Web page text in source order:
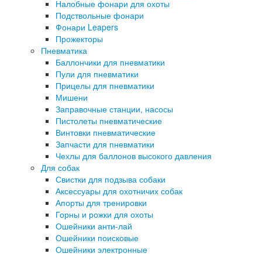
Налобные фонари для охоты
Подствольные фонари
Фонари Leapers
Прожекторы
Пневматика
Баллончики для пневматики
Пули для пневматики
Прицелы для пневматики
Мишени
Заправочные станции, насосы
Пистолеты пневматические
Винтовки пневматические
Запчасти для пневматики
Чехлы для баллонов высокого давления
Для собак
Свистки для подзыва собаки
Аксессуары для охотничих собак
Апорты для тренировки
Горны и рожки для охоты
Ошейники анти-лай
Ошейники поисковые
Ошейники электронные